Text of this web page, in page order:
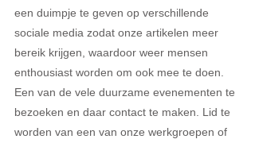
een duimpje te geven op verschillende
sociale media zodat onze artikelen meer
bereik krijgen, waardoor weer mensen
enthousiast worden om ook mee te doen.
Een van de vele duurzame evenementen te
bezoeken en daar contact te maken. Lid te
worden van een van onze werkgroepen of